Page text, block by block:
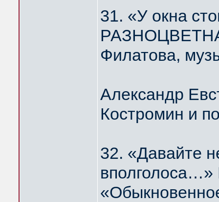
31. «У окна
Филатова,
Александр
Костромин и
32. «Давайте